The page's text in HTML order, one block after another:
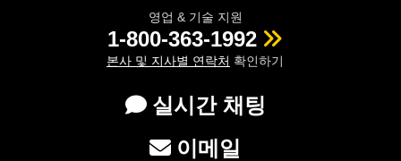
영업 & 기술 지원
1-800-363-1992
본사 및 지사별 연락처 확인하기
실시간 채팅
이메일